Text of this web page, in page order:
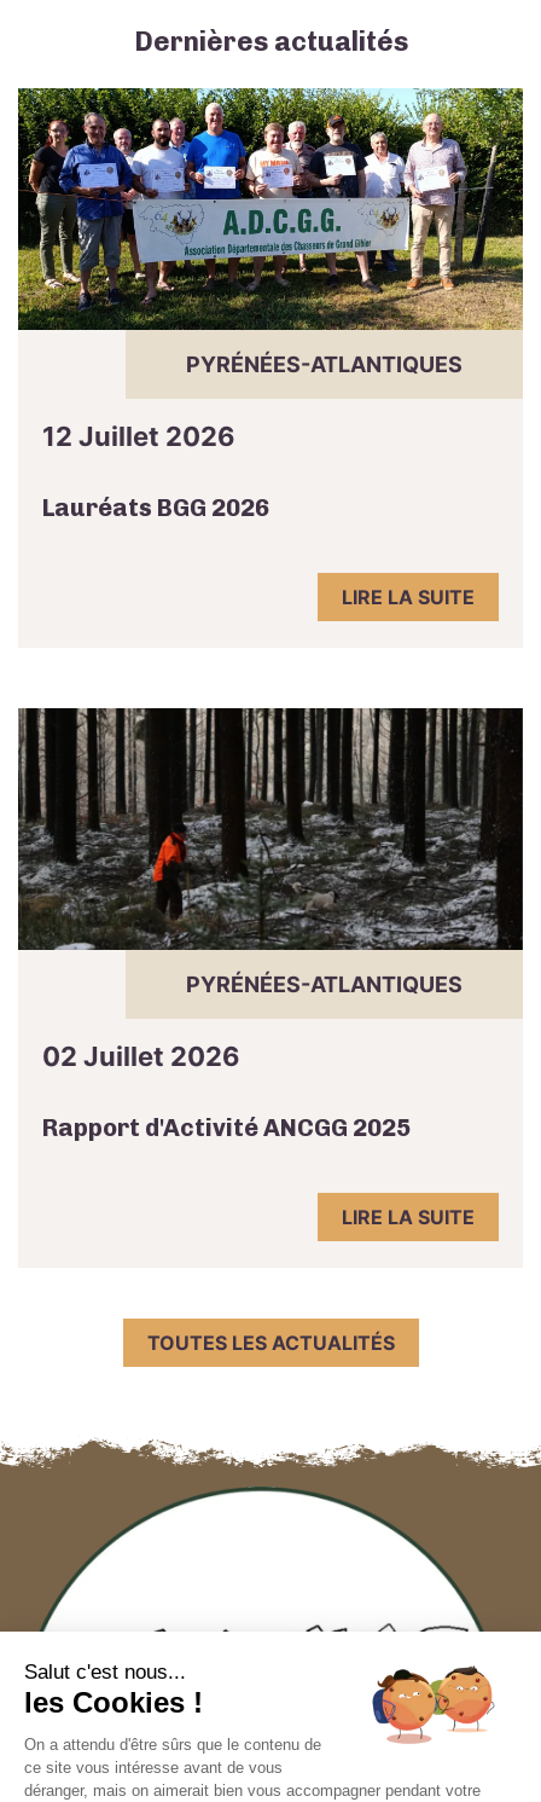
Dernières actualités
PYRÉNÉES-ATLANTIQUES
12 Juillet 2026
Lauréats BGG 2026
LIRE LA SUITE
PYRÉNÉES-ATLANTIQUES
02 Juillet 2026
Rapport d'Activité ANCGG 2025
LIRE LA SUITE
TOUTES LES ACTUALITÉS